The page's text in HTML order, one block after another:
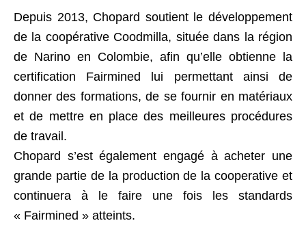
Depuis 2013, Chopard soutient le développement
de la coopérative Coodmilla, située dans la région
de Narino en Colombie, afin qu’elle obtienne la
certification Fairmined lui permettant ainsi de
donner des formations, de se fournir en matériaux
et de mettre en place des meilleures procédures
de travail.
Chopard s’est également engagé à acheter une
grande partie de la production de la cooperative et
continuera à le faire une fois les standards
« Fairmined » atteints.